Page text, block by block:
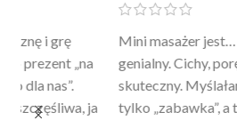
Mini masażer jest…
genialny. Cichy, poręczny,
skuteczny. Myślałam, że to
tylko „zabawka”, a tu
Ten
daje